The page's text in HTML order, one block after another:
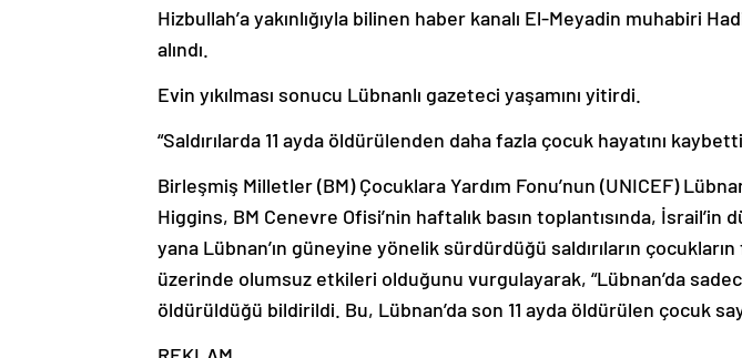
Hizbullah’a yakınlığıyla bilinen haber kanalı El-Meyadin muhabiri
alındı.
Evin yıkılması sonucu Lübnanlı gazeteci yaşamını yitirdi.
“Saldırılarda 11 ayda öldürülenden daha fazla çocuk hayatını
Birleşmiş Milletler (BM) Çocuklara Yardım Fonu’nun (UNICEF)
Higgins, BM Cenevre Ofisi’nin haftalık basın toplantısında, İsrail’in
yana Lübnan’ın güneyine yönelik sürdürdüğü saldırıların
üzerinde olumsuz etkileri olduğunu vurgulayarak, “Lübnan’da
öldürüldüğü bildirildi. Bu, Lübnan’da son 11 ayda öldürülen çocuk